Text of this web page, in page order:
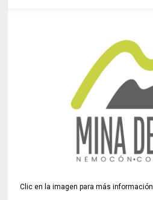
Clic en la imagen para más información